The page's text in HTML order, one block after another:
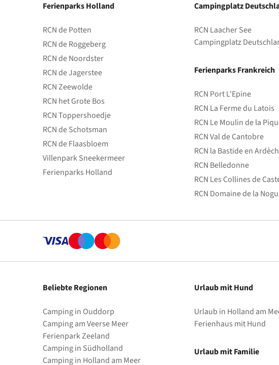
Ferienparks Holland
RCN de Potten
RCN de Roggeberg
RCN de Noordster
RCN de Jagerstee
RCN Zeewolde
RCN het Grote Bos
RCN Toppershoedje
RCN de Schotsman
RCN de Flaasbloem
Villenpark Sneekermeer
Ferienparks Holland
Campingplatz
RCN Laacher See
Campingplatz
Ferienparks Frankreich
RCN Port L'Epine
RCN La Ferme du Latois
RCN Le Moulin de la
RCN Val de Cantobre
RCN la Bastide en
RCN Belledonne
RCN Les Collines de
RCN Domaine de la
Beliebte Regionen
Camping in Ouddorp
Camping am Veerse Meer
Ferienpark Zeeland
Camping in Südholland
Camping in Holland am Meer
Urlaub mit Hund
Urlaub in Holland am
Ferienhaus mit Hund
Urlaub mit Familie